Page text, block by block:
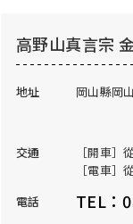
高野山真言宗
地址 岡山縣岡
交通
［開車］
［電車
電話
TEL：